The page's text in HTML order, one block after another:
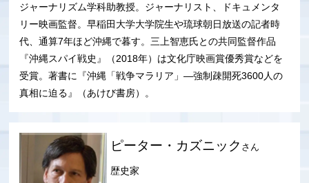
ジャーナリズム学科助教授。ジャーナリスト、ドキュメンタ
リー映画監督。早稲田大学大学院生や琉球朝日放送の記者時
代、通算7年ほど沖縄で暮す。三上智恵氏との共同監督作品
『沖縄スパイ戦史』（2018年）は文化庁映画賞優秀賞などを
受賞。著書に『沖縄「戦争マラリア」―強制疎開死3600人の
真相に迫る』（あけび書房）。
ピーター・カズニック さん
歴史家